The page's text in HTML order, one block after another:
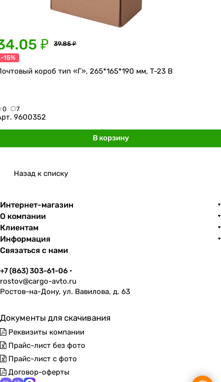
₽
39.85 ₽
-15%
короб тип «Г», 265*165*190 мм, T-23 В
0 7
9600352
В корзину
Назад к списку
Интернет-магазин
О компании
Клиентам
Информация
Связаться с нами
+7 (863) 303-61-06
rostov@cargo-avto.ru
Ростов-на-Дону, ул. Вавилова, д. 63
Документы для скачивания
Реквизиты компании
Прайс-лист без фото
Прайс-лист с фото
Договор-оферты